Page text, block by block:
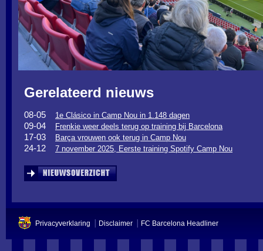
Gerelateerd nieuws
08-05 1e Clásico in Camp Nou in 1.148 dagen
09-04 Frenkie weer deels terug op training bij Barcelona
17-03 Barça vrouwen ook terug in Camp Nou
24-12 7 november 2025, Eerste training Spotify Camp Nou
Privacyverklaring Disclaimer FC Barcelona Headliner